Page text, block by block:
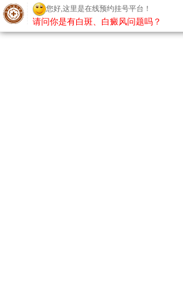
您好,这里是在线预约挂号平台！
请问你是有白斑、白癜风问题吗？